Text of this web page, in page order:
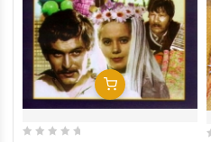
Добавить В Корзину